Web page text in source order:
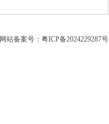
网站备案号：粤ICP备2024229287号